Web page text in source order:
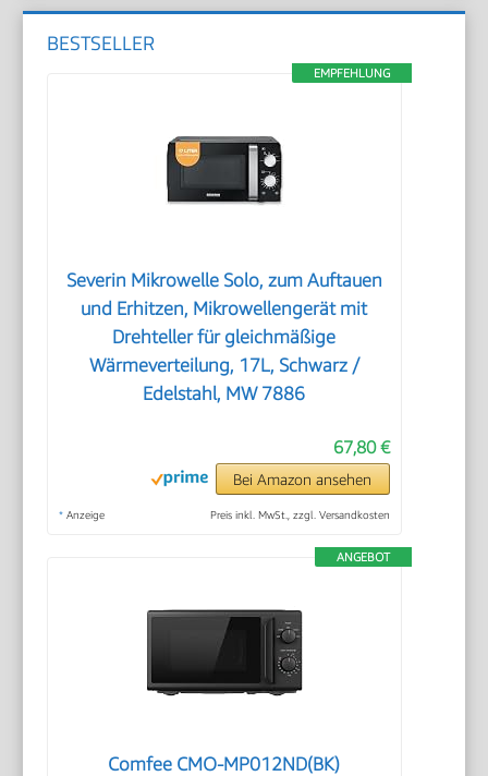
BESTSELLER
EMPFEHLUNG
Severin Mikrowelle Solo, zum Auftauen
und Erhitzen, Mikrowellengerät mit
Drehteller für gleichmäßige
Wärmeverteilung, 17L, Schwarz /
Edelstahl, MW 7886
67,80 €
Bei Amazon ansehen
* Anzeige Preis inkl. MwSt., zzgl. Versandkosten
ANGEBOT
Comfee CMO-MP012ND(BK)